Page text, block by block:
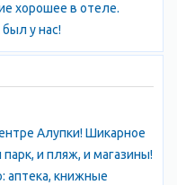
с автовокзала. Алупка -
на Южном
в 17 км от Ялты, с
сообщение. С центром
Алупка соединяется
Симферополь - Феодосия;
хорошее в отеле.
у нас!
Алупки! Шикарное
и пляж, и магазины!
аптека, книжные